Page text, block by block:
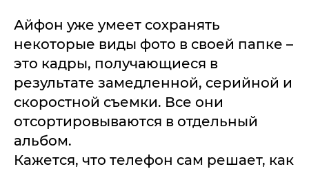
Айфон уже умеет сохранять
некоторые виды фото в своей папке –
это кадры, получающиеся в
результате замедленной, серийной и
скоростной съемки. Все они
отсортировываются в отдельный
альбом.
Кажется, что телефон сам решает, как